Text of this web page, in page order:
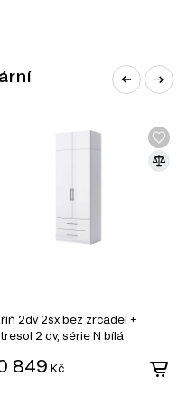
2dv 2šx bez zrcadel +
2 dv, série N bílá
849 Kč